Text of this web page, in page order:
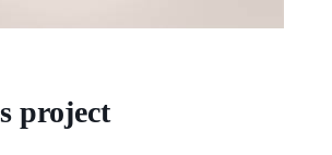
project